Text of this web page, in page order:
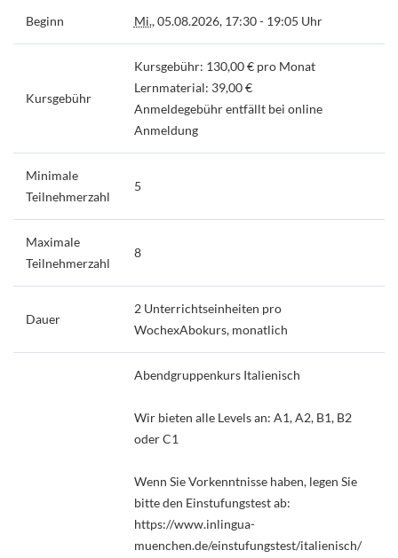
Beginn Mi., 05.08.2026, 17:30 - 19:05 Uhr
Kursgebühr
Kursgebühr: 130,00 € pro Monat
Lernmaterial: 39,00 €
Anmeldegebühr entfällt bei online
Anmeldung
Minimale
Teilnehmerzahl
5
Maximale
Teilnehmerzahl
8
Dauer
2 Unterrichtseinheiten pro
WochexAbokurs, monatlich
Abendgruppenkurs Italienisch
Wir bieten alle Levels an: A1, A2, B1, B2
oder C1
Wenn Sie Vorkenntnisse haben, legen Sie
bitte den Einstufungstest ab:
https://www.inlingua-
muenchen.de/einstufungstest/italienisch/